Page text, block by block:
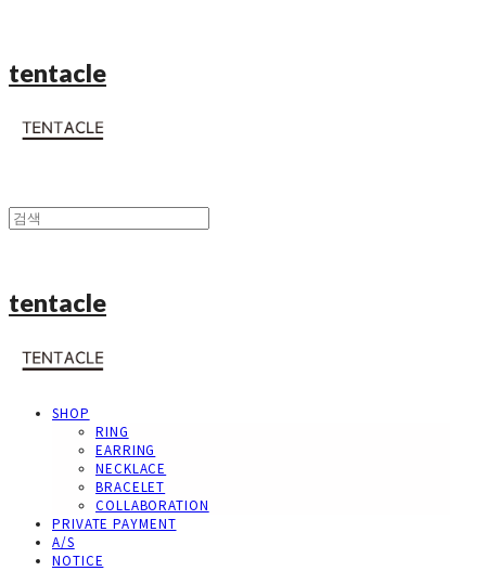
tentacle
tentacle
SHOP
RING
EARRING
NECKLACE
BRACELET
COLLABORATION
PRIVATE PAYMENT
A/S
NOTICE